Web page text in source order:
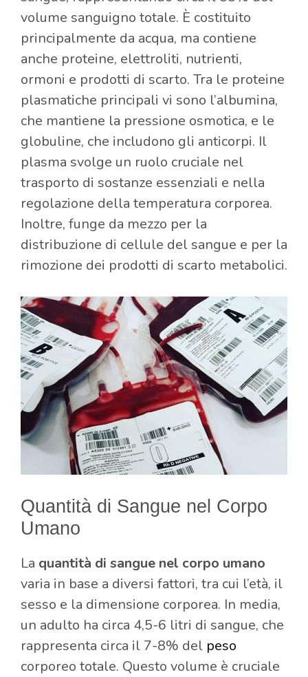
volume sanguigno totale. È costituito
principalmente da acqua, ma contiene
anche proteine, elettroliti, nutrienti,
ormoni e prodotti di scarto. Tra le proteine
plasmatiche principali vi sono l’albumina,
che mantiene la pressione osmotica, e le
globuline, che includono gli anticorpi. Il
plasma svolge un ruolo cruciale nel
trasporto di sostanze essenziali e nella
regolazione della temperatura corporea.
Inoltre, funge da mezzo per la
distribuzione di cellule del sangue e per la
rimozione dei prodotti di scarto metabolici.
Quantità di Sangue nel Corpo
Umano
La quantità di sangue nel corpo umano
varia in base a diversi fattori, tra cui l’età, il
sesso e la dimensione corporea. In media,
un adulto ha circa 4,5-6 litri di sangue, che
rappresenta circa il 7-8% del peso
corporeo totale. Questo volume è cruciale